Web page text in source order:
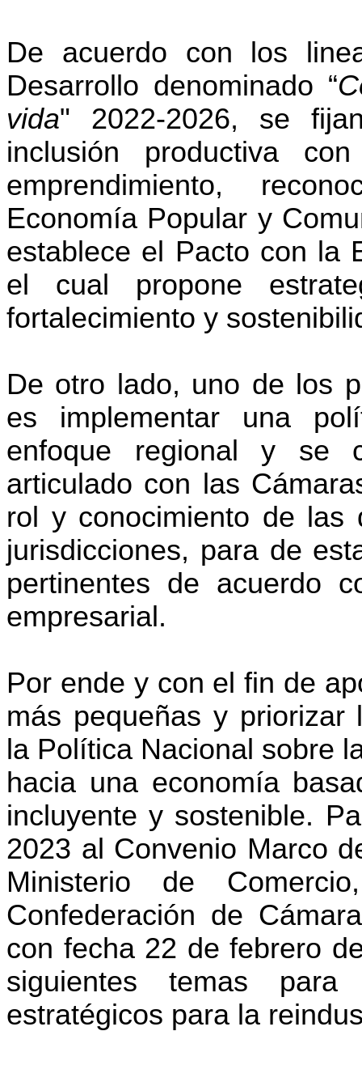
De acuerdo con los
Desarrollo denominado “
vida" 2022-2026, se
inclusión productiva
emprendimiento,
Economía Popular y
establece el Pacto con la
el cual propone
fortalecimiento y
De otro lado, uno de los
es implementar una
enfoque regional y se
articulado con las
rol y conocimiento de las
jurisdicciones, para de
pertinentes de acuerdo
empresarial.
Por ende y con el fin de
más pequeñas y priorizar
la Política Nacional sobre
hacia una economía
incluyente y sostenible.
2023 al Convenio Marco
Ministerio de
Confederación de
con fecha 22 de febrero
siguientes temas
estratégicos para la